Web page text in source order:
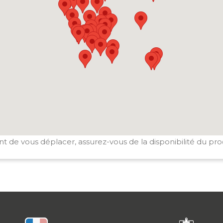
de vous déplacer, assurez-vous de la disponibilité du